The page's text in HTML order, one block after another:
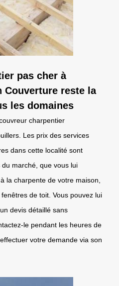
pas cher à
Couverture reste la
les domaines
charpentier
Les prix des services
dans cette localité sont
marché, que vous lui
la charpente de votre maison,
de toit. Vous pouvez lui
devis détaillé sans
le pendant les heures de
votre demande via son